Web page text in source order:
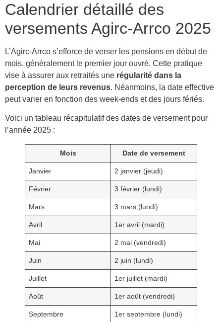
Calendrier détaillé des
versements Agirc-Arrco 2025
L’Agirc-Arrco s’efforce de verser les pensions en début de
mois, généralement le premier jour ouvré. Cette pratique
vise à assurer aux retraités une régularité dans la
perception de leurs revenus. Néanmoins, la date effective
peut varier en fonction des week-ends et des jours fériés.
Voici un tableau récapitulatif des dates de versement pour
l’année 2025 :
Mois Date de versement
Janvier 2 janvier (jeudi)
Février 3 février (lundi)
Mars 3 mars (lundi)
Avril 1er avril (mardi)
Mai 2 mai (vendredi)
Juin 2 juin (lundi)
Juillet 1er juillet (mardi)
Août 1er août (vendredi)
Septembre 1er septembre (lundi)